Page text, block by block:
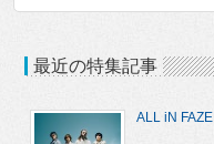
最近の特集記事
ALL iN FAZE